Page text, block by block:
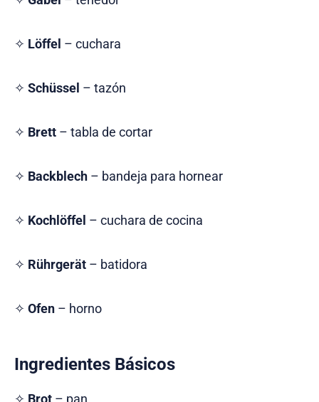
✧ Löffel – cuchara
✧ Schüssel – tazón
✧ Brett – tabla de cortar
✧ Backblech – bandeja para hornear
✧ Kochlöffel – cuchara de cocina
✧ Rührgerät – batidora
✧ Ofen – horno
Ingredientes Básicos